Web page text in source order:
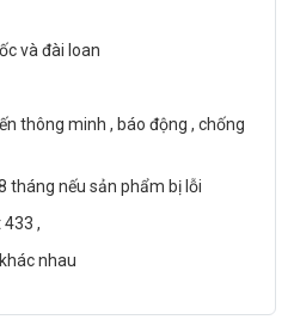
và đài loan
thông minh , báo động , chống
tháng nếu sản phẩm bị lỗi
,
nhau